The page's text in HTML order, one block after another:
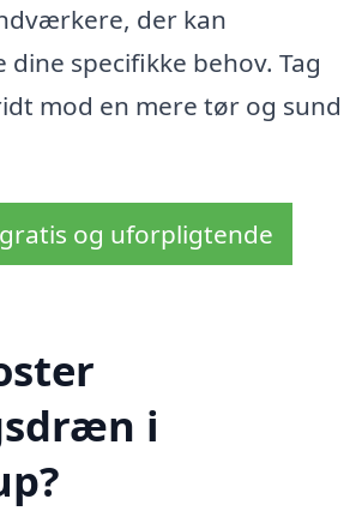
der kan
specifikke behov. Tag
mod en mere tør og sund
og uforpligtende
i